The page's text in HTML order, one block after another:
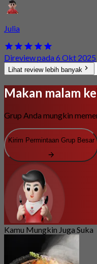
Julia
Direview pada 6 Okt 2025
Lihat review lebih banyak
Makan malam
Grup Anda mungkin
Kirim Permintaan Grup Besar
Kamu Mungkin Juga Suka